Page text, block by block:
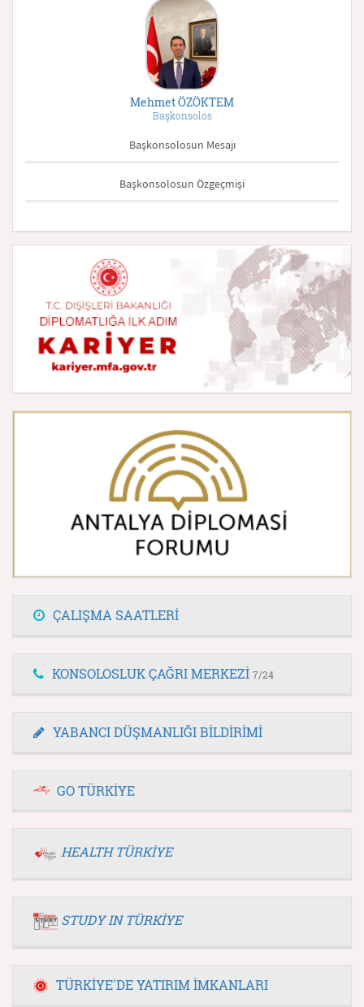
Mehmet ÖZÖKTEM
Başkonsolos
Başkonsolosun Mesajı
Başkonsolosun Özgeçmişi
ÇALIŞMA SAATLERİ
KONSOLOSLUK ÇAĞRI MERKEZİ 7/24
YABANCI DÜŞMANLIĞI BİLDİRİMİ
GO TÜRKİYE
HEALTH TÜRKİYE
STUDY IN TÜRKİYE
TÜRKİYE'DE YATIRIM İMKANLARI